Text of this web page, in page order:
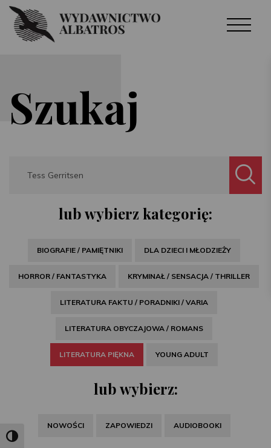
Toggle High Contrast
Szukaj
lub wybierz kategorię:
BIOGRAFIE / PAMIĘTNIKI DLA DZIECI I MŁODZIEŻY
HORROR / FANTASTYKA KRYMINAŁ / SENSACJA / THRILLER
LITERATURA FAKTU / PORADNIKI / VARIA
LITERATURA OBYCZAJOWA / ROMANS
LITERATURA PIĘKNA YOUNG ADULT
lub wybierz:
NOWOŚCI ZAPOWIEDZI AUDIOBOOKI